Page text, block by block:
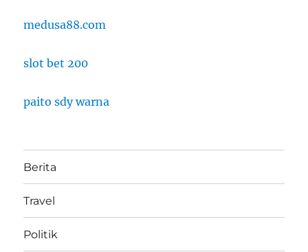
medusa88.com
slot bet 200
paito sdy warna
Berita
Travel
Politik